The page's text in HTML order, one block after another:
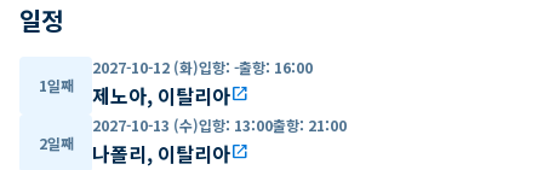
일정
1일째
2027-10-12 (화)입항: -출항: 16:00
제노아, 이탈리아open_in_new
2일째
2027-10-13 (수)입항: 13:00출항: 21:00
나폴리, 이탈리아open_in_new